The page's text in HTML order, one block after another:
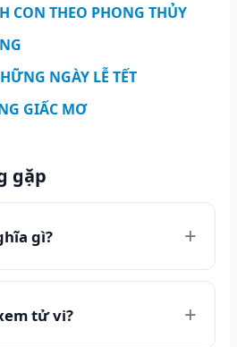
CON THEO PHONG THỦY
NGÀY LỄ TẾT
GIẤC MƠ
gặp
gì?
tử vi?